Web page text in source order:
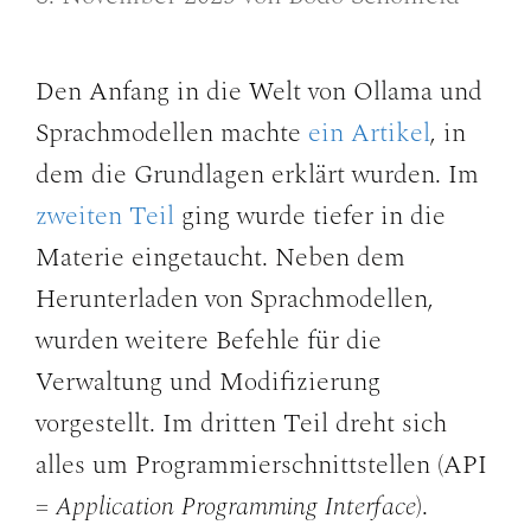
Den Anfang in die Welt von Ollama und
Sprachmodellen machte ein Artikel, in
dem die Grundlagen erklärt wurden. Im
zweiten Teil ging wurde tiefer in die
Materie eingetaucht. Neben dem
Herunterladen von Sprachmodellen,
wurden weitere Befehle für die
Verwaltung und Modifizierung
vorgestellt. Im dritten Teil dreht sich
alles um Programmierschnittstellen (API
=Application Programming Interface).